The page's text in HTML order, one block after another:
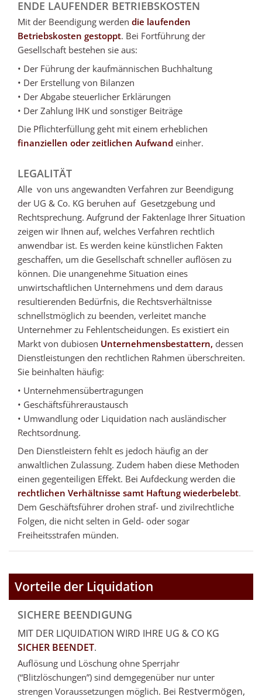
ENDE LAUFENDER BETRIEBSKOSTEN
Mit der Beendigung werden die laufenden
Betriebskosten gestoppt. Bei Fortführung der
Gesellschaft bestehen sie aus:
• Der Führung der kaufmännischen Buchhaltung
• Der Erstellung von Bilanzen
• Der Abgabe steuerlicher Erklärungen
• Der Zahlung IHK und sonstiger Beiträge
Die Pflichterfüllung geht mit einem erheblichen
finanziellen oder zeitlichen Aufwand einher.
LEGALITÄT
Alle von uns angewandten Verfahren zur Beendigung
der UG & Co. KG beruhen auf Gesetzgebung und
Rechtsprechung. Aufgrund der Faktenlage Ihrer Situation
zeigen wir Ihnen auf, welches Verfahren rechtlich
anwendbar ist. Es werden keine künstlichen Fakten
geschaffen, um die Gesellschaft schneller auflösen zu
können. Die unangenehme Situation eines
unwirtschaftlichen Unternehmens und dem daraus
resultierenden Bedürfnis, die Rechtsverhältnisse
schnellstmöglich zu beenden, verleitet manche
Unternehmer zu Fehlentscheidungen. Es existiert ein
Markt von dubiosen Unternehmensbestattern, dessen
Dienstleistungen den rechtlichen Rahmen überschreiten.
Sie beinhalten häufig:
• Unternehmensübertragungen
• Geschäftsführeraustausch
• Umwandlung oder Liquidation nach ausländischer
Rechtsordnung.
Den Dienstleistern fehlt es jedoch häufig an der
anwaltlichen Zulassung. Zudem haben diese Methoden
einen gegenteiligen Effekt. Bei Aufdeckung werden die
rechtlichen Verhältnisse samt Haftung wiederbelebt.
Dem Geschäftsführer drohen straf- und zivilrechtliche
Folgen, die nicht selten in Geld- oder sogar
Freiheitsstrafen münden.
Vorteile der Liquidation
SICHERE BEENDIGUNG
MIT DER LIQUIDATION WIRD IHRE UG & CO KG
SICHER BEENDET.
Auflösung und Löschung ohne Sperrjahr
(“Blitzlöschungen”) sind demgegenüber nur unter
strengen Voraussetzungen möglich. Bei Restvermögen,